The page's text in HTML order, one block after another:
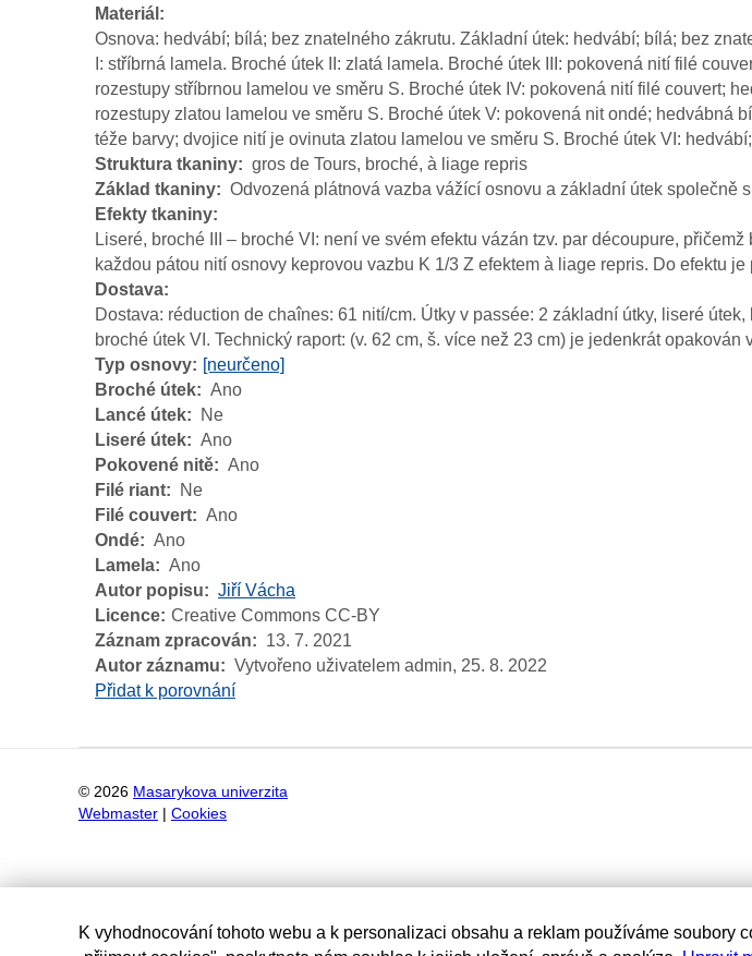
Materiál
Osnova: hedvábí; bílá; bez znatelného zákrutu. Základní útek: hedvábí; bílá; bez
I: stříbrná lamela. Broché útek II: zlatá lamela. Broché útek III: pokovená nití filé
rozestupy stříbrnou lamelou ve směru S. Broché útek IV: pokovená nití filé couvert;
rozestupy zlatou lamelou ve směru S. Broché útek V: pokovená nit ondé;
téže barvy; dvojice nití je ovinuta zlatou lamelou ve směru S. Broché útek VI:
Struktura tkaniny
gros de Tours, broché, à liage repris
Základ tkaniny
Odvozená plátnová vazba vážící osnovu a základní útek společně
Efekty tkaniny
Liseré, broché III – broché VI: není ve svém efektu vázán tzv. par découpure,
každou pátou nití osnovy keprovou vazbu K 1/3 Z efektem à liage repris. Do efektu
Dostava
Dostava: réduction de chaînes: 61 nití/cm. Útky v passée: 2 základní útky, liseré
broché útek VI. Technický raport: (v. 62 cm, š. více než 23 cm) je jedenkrát
Typ osnovy
[neurčeno]
Broché útek
Ano
Lancé útek
Ne
Liseré útek
Ano
Pokovené nitě
Ano
Filé riant
Ne
Filé couvert
Ano
Ondé
Ano
Lamela
Ano
Autor popisu
Jiří Vácha
Licence Creative Commons CC-BY
Záznam zpracován
13. 7. 2021
Autor záznamu
Vytvořeno uživatelem admin, 25. 8. 2022
Přidat k porovnání
© 2026 Masarykova univerzita
Webmaster
Cookies
K vyhodnocování tohoto webu a k personalizaci obsahu a reklam používáme soubory